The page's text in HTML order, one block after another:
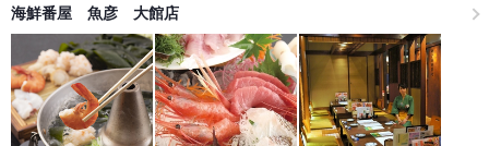
海鮮番屋 魚彦 大館店